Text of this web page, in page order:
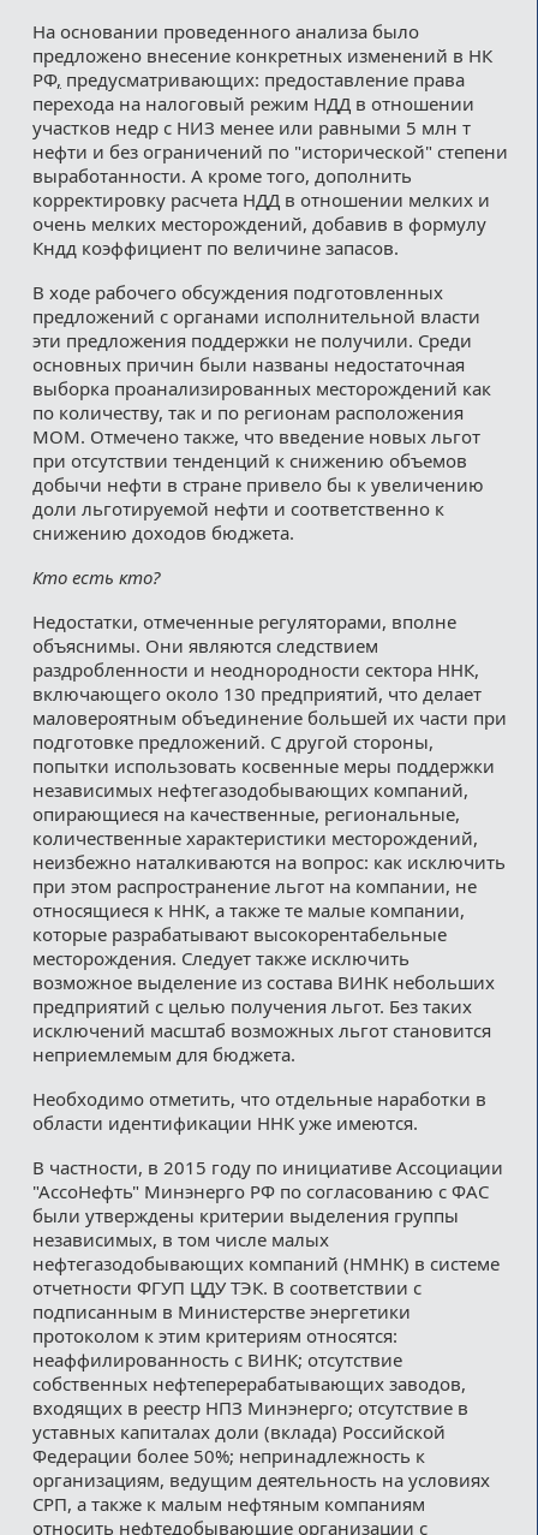
На основании проведенного анализа было
предложено внесение конкретных изменений в НК
РФ, предусматривающих: предоставление права
перехода на налоговый режим НДД в отношении
участков недр с НИЗ менее или равными 5 млн т
нефти и без ограничений по "исторической" степени
выработанности. А кроме того, дополнить
корректировку расчета НДД в отношении мелких и
очень мелких месторождений, добавив в формулу
Кндд коэффициент по величине запасов.
В ходе рабочего обсуждения подготовленных
предложений с органами исполнительной власти
эти предложения поддержки не получили. Среди
основных причин были названы недостаточная
выборка проанализированных месторождений как
по количеству, так и по регионам расположения
МОМ. Отмечено также, что введение новых льгот
при отсутствии тенденций к снижению объемов
добычи нефти в стране привело бы к увеличению
доли льготируемой нефти и соответственно к
снижению доходов бюджета.
Кто есть кто?
Недостатки, отмеченные регуляторами, вполне
объяснимы. Они являются следствием
раздробленности и неоднородности сектора ННК,
включающего около 130 предприятий, что делает
маловероятным объединение большей их части при
подготовке предложений. С другой стороны,
попытки использовать косвенные меры поддержки
независимых нефтегазодобывающих компаний,
опирающиеся на качественные, региональные,
количественные характеристики месторождений,
неизбежно наталкиваются на вопрос: как исключить
при этом распространение льгот на компании, не
относящиеся к ННК, а также те малые компании,
которые разрабатывают высокорентабельные
месторождения. Следует также исключить
возможное выделение из состава ВИНК небольших
предприятий с целью получения льгот. Без таких
исключений масштаб возможных льгот становится
неприемлемым для бюджета.
Необходимо отметить, что отдельные наработки в
области идентификации ННК уже имеются.
В частности, в 2015 году по инициативе Ассоциации
"АссоНефть" Минэнерго РФ по согласованию с ФАС
были утверждены критерии выделения группы
независимых, в том числе малых
нефтегазодобывающих компаний (НМНК) в системе
отчетности ФГУП ЦДУ ТЭК. В соответствии с
подписанным в Министерстве энергетики
протоколом к этим критериям относятся:
неаффилированность с ВИНК; отсутствие
собственных нефтеперерабатывающих заводов,
входящих в реестр НПЗ Минэнерго; отсутствие в
уставных капиталах доли (вклада) Российской
Федерации более 50%; непринадлежность к
организациям, ведущим деятельность на условиях
СРП, а также к малым нефтяным компаниям
относить нефтедобывающие организации с